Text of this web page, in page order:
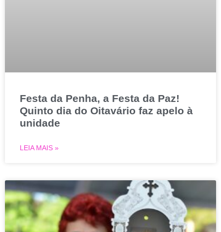
Festa da Penha, a Festa da Paz!
Quinto dia do Oitavário faz apelo à
unidade
LEIA MAIS »